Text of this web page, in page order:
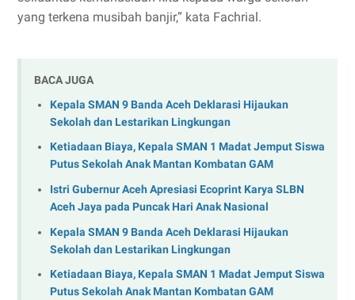
yang terkena musibah banjir,” kata Fachrial.
BACA JUGA
Kepala SMAN 9 Banda Aceh Deklarasi Hijaukan
Sekolah dan Lestarikan Lingkungan
Ketiadaan Biaya, Kepala SMAN 1 Madat Jemput Siswa
Putus Sekolah Anak Mantan Kombatan GAM
Istri Gubernur Aceh Apresiasi Ecoprint Karya SLBN
Aceh Jaya pada Puncak Hari Anak Nasional
Kepala SMAN 9 Banda Aceh Deklarasi Hijaukan
Sekolah dan Lestarikan Lingkungan
Ketiadaan Biaya, Kepala SMAN 1 Madat Jemput Siswa
Putus Sekolah Anak Mantan Kombatan GAM